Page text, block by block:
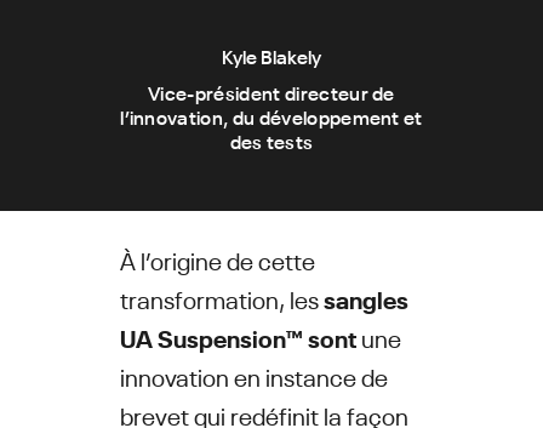
Kyle Blakely
Vice-président directeur de
l’innovation, du développement et
des tests
À l’origine de cette
transformation, lessangles
UA Suspension™ sontune
innovation en instance de
brevet qui redéfinit la façon